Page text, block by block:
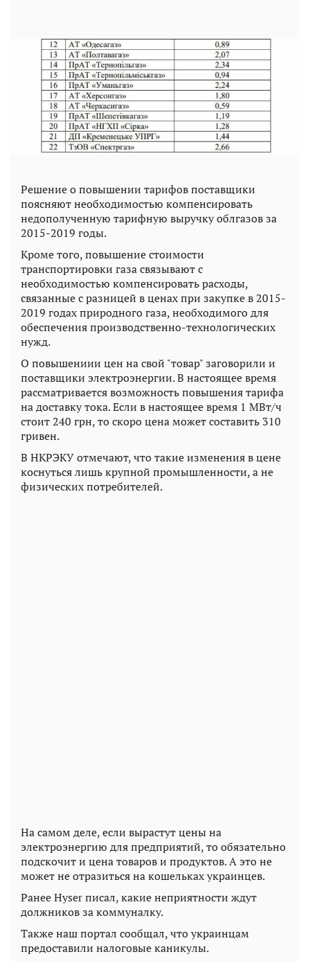
Решение о повышении тарифов поставщики
поясняют необходимостью компенсировать
недополученную тарифную выручку облгазов за
2015-2019 годы.
Кроме того, повышение стоимости
транспортировки газа связывают с
необходимостью компенсировать расходы,
связанные с разницей в ценах при закупке в 2015-
2019 годах природного газа, необходимого для
обеспечения производственно-технологических
нужд.
О повышениии цен на свой "товар" заговорили и
поставщики электроэнергии. В настоящее время
рассматривается возможность повышения тарифа
на доставку тока. Если в настоящее время 1 МВт/ч
стоит 240 грн, то скоро цена может составить 310
гривен.
В НКРЭКУ отмечают, что такие изменения в цене
коснуться лишь крупной промышленности, а не
физических потребителей.
На самом деле, если вырастут цены на
электроэнергию для предприятий, то обязательно
подскочит и цена товаров и продуктов. А это не
может не отразиться на кошельках украинцев.
Ранее Hyser писал, какие неприятности ждут
должников за коммуналку.
Также наш портал сообщал, что украинцам
предоставили налоговые каникулы.